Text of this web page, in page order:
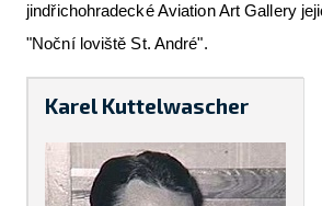
jindřichohradecké Aviation Art Gallery
"Noční loviště St. André".
Karel Kuttelwascher